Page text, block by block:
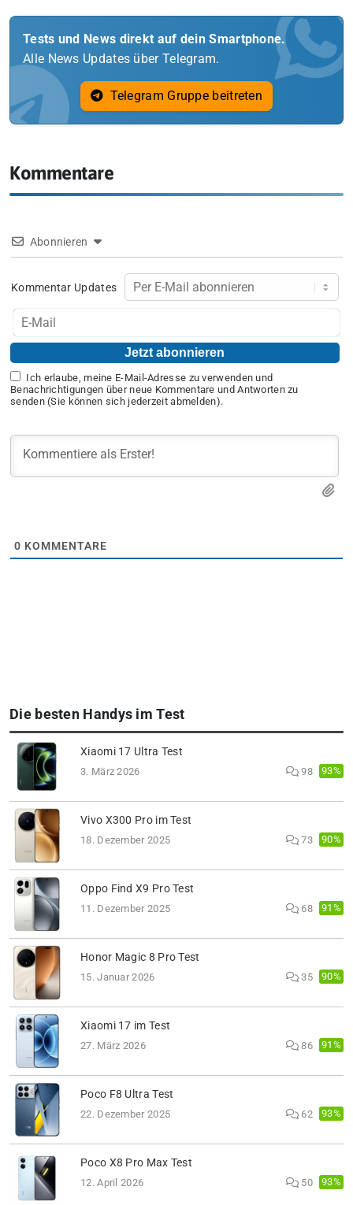
Tests und News direkt auf dein Smartphone.
Alle News Updates über Telegram.
Telegram Gruppe beitreten
Kommentare
Abonnieren
Kommentar Updates
Ich erlaube, meine E-Mail-Adresse zu verwenden und
Benachrichtigungen über neue Kommentare und Antworten zu
senden (Sie können sich jederzeit abmelden).
0 KOMMENTARE
Die besten Handys im Test
Xiaomi 17 Ultra Test
3. März 2026 98 93%
Vivo X300 Pro im Test
18. Dezember 2025 73 90%
Oppo Find X9 Pro Test
11. Dezember 2025 68 91%
Honor Magic 8 Pro Test
15. Januar 2026 35 90%
Xiaomi 17 im Test
27. März 2026 86 91%
Poco F8 Ultra Test
22. Dezember 2025 62 93%
Poco X8 Pro Max Test
12. April 2026 50 93%